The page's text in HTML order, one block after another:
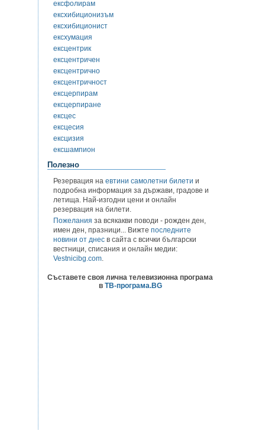
ексфолирам
ексхибиционизъм
ексхибиционист
ексхумация
ексцентрик
ексцентричен
ексцентрично
ексцентричност
ексцерпирам
ексцерпиране
ексцес
ексцесия
ексцизия
ексшампион
Полезно
Резервация на евтини самолетни билети и
подробна информация за държави, градове и
летища. Най-изгодни цени и онлайн
резервация на билети.
Пожелания за всякакви поводи - рожден ден,
имен ден, празници... Вижте последните
новини от днес в сайта с всички български
вестници, списания и онлайн медии:
Vestnicibg.com.
Съставете своя лична телевизионна програма
в ТВ-програма.BG